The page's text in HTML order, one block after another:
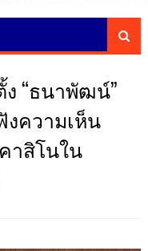
ง “ธนาพัฒน์”
งความเห็น
าสิโนใน